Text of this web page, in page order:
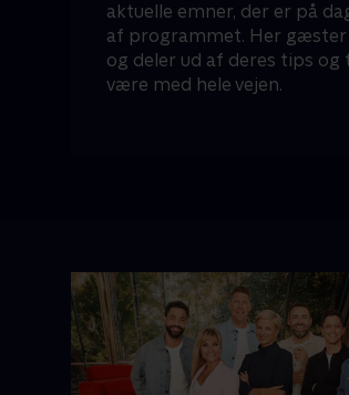
aktuelle emner, der er på
af programmet. Her
og deler ud af deres tips
være med hele vejen.